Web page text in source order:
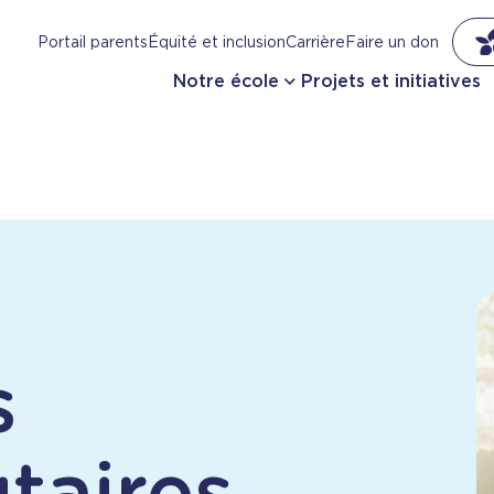
Portail parentsÉquité et inclusionCarrièreFaire un don
Notre école Projets et initiatives